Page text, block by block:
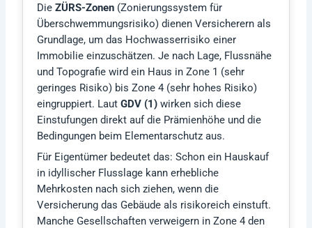
DieZÜRS-Zonen (Zonierungssystem für
Überschwemmungsrisiko) dienen Versicherern als
Grundlage, um das Hochwasserrisiko einer
Immobilie einzuschätzen. Je nach Lage, Flussnähe
und Topografie wird ein Haus in Zone 1 (sehr
geringes Risiko) bis Zone 4 (sehr hohes Risiko)
eingruppiert. LautGDV (1) wirken sich diese
Einstufungen direkt auf die Prämienhöhe und die
Bedingungen beim Elementarschutz aus.
Für Eigentümer bedeutet das: Schon ein Hauskauf
in idyllischer Flusslage kann erhebliche
Mehrkosten nach sich ziehen, wenn die
Versicherung das Gebäude als risikoreich einstuft.
Manche Gesellschaften verweigern in Zone 4 den